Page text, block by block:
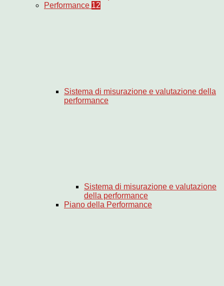
Performance 12
Sistema di misurazione e valutazione della
performance
Sistema di misurazione e valutazione
della performance
Piano della Performance